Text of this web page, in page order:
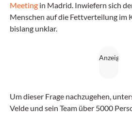
Meeting in Madrid. Inwiefern sich
Menschen auf die Fettverteilung im
bislang unklar.
Um dieser Frage nachzugehen,
Velde und sein Team über 5000